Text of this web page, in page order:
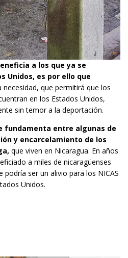
a los que ya se
Unidos, es por ello que
necesidad, que permitirá que los
en los Estados Unidos,
sin temor a la deportación.
fundamenta entre algunas de
y encarcelamiento de los
que viven en Nicaragua. En años
a miles de nicaragüenses
podría ser un alivio para los NICAS
Unidos.